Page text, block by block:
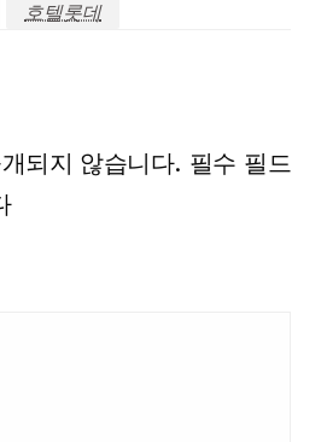
호텔롯데
되지 않습니다. 필수 필드